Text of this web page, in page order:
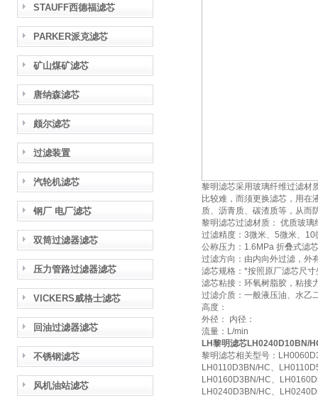
STAUFF西德福滤芯
PARKER派克滤芯
矿山煤矿滤芯
唐纳森滤芯
颇尔滤芯
过滤装置
汽轮机滤芯
钢厂 电厂滤芯
双筒过滤器滤芯
压力管路过滤器滤芯
VICKERS威格士滤芯
回油过滤器滤芯
不锈钢滤芯
风机油站滤芯
黎明滤芯采用玻璃纤维过滤材
比较难，而须更换滤芯，用在
质、沥青质、碳渣质等，从而
黎明滤芯过滤材质： 优质玻璃
过滤精度：3微米、5微米、
公称压力：1.6MPa 折叠式滤芯
过滤方向：由内向外过滤，外
滤芯规格：*按照原厂滤芯尺
滤芯粘接：环氧树脂胶，粘接
过滤介质：一般液压油、水乙
高度：
外径： 内径：
流量：L/min
LH黎明滤芯LH0240D10BN/
黎明滤芯相关型号：
LH0110D3BN/HC、
LH0160D3BN/HC、
LH0240D3BN/HC、